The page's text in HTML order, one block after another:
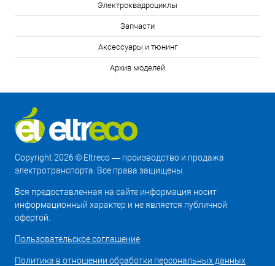
Электроквадроциклы
Запчасти
Аксессуары и тюнинг
Архив моделей
Copyright 2026 © Eltreco — производство и продажа
электротранспорта. Все права защищены.
Вся предоставленная на сайте информация носит
информационный характер и не является публичной
офертой.
Пользовательское соглашение
Политика в отношении обработки персональных данных